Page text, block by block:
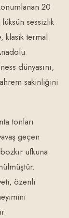
20
sessizlik
klasik termal
dünyasını,
sakinliğini
tonları
geçen
ufkuna
özenli